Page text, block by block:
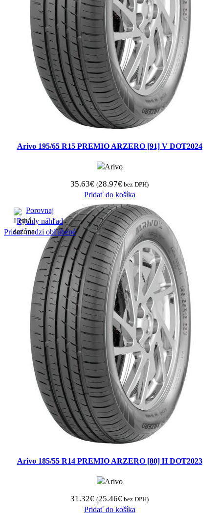
Arivo 195/65 R15 PREMIO ARZERO [91] V DOT2024
35.63€ (28.97€ bez DPH)
Pridať do košíka
Porovnaj
Rýchly náhľad
Pridať medzi obľúbené
Arivo 185/55 R14 PREMIO ARZERO [80] H DOT2023
31.32€ (25.46€ bez DPH)
Pridať do košíka